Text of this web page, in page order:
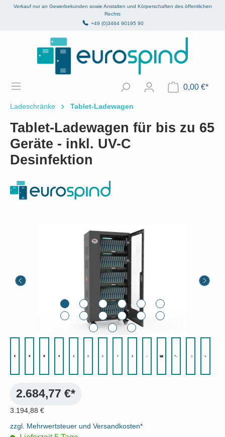
springen
Verkauf nur an Gewerbekunden sowie Anstalten und Körperschaften des öffentlichen
Rechts
+49 (0)3464 90195 90
0,00 €*
Ladeschränke Tablet-Ladewagen
Tablet-Ladewagen für bis zu 65
Geräte - inkl. UV-C
Desinfektion
Bildergalerie überspringen
2.684,77 €*
3.194,88 €
zzgl. Mehrwertsteuer und Versandkosten*